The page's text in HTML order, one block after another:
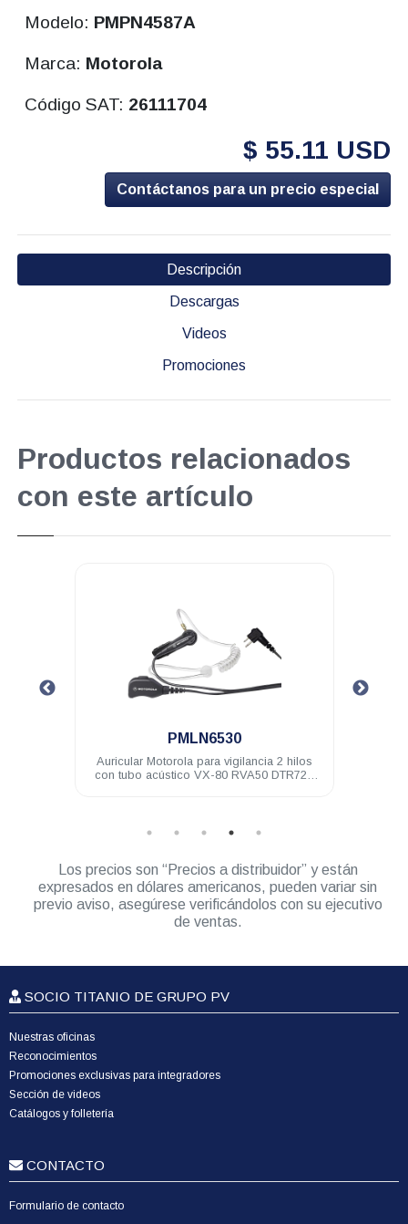
Modelo: PMPN4587A
Marca: Motorola
Código SAT: 26111704
$ 55.11 USD
Contáctanos para un precio especial
Descripción
Descargas
Videos
Promociones
Productos relacionados
con este artículo
PMLN6530
Auricular Motorola para vigilancia 2 hilos
con tubo acústico VX-80 RVA50 DTR720
Los precios son “Precios a distribuidor” y están
expresados en dólares americanos, pueden variar sin
previo aviso, asegúrese verificándolos con su ejecutivo
de ventas.
SOCIO TITANIO DE GRUPO PV
Nuestras oficinas
Reconocimientos
Promociones exclusivas para integradores
Sección de videos
Catálogos y folletería
CONTACTO
Formulario de contacto